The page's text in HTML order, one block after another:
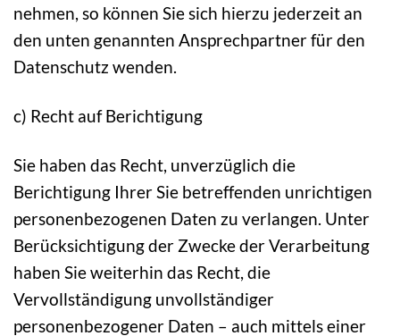
nehmen, so können Sie sich hierzu jederzeit an
den unten genannten Ansprechpartner für den
Datenschutz wenden.
c) Recht auf Berichtigung
Sie haben das Recht, unverzüglich die
Berichtigung Ihrer Sie betreffenden unrichtigen
personenbezogenen Daten zu verlangen. Unter
Berücksichtigung der Zwecke der Verarbeitung
haben Sie weiterhin das Recht, die
Vervollständigung unvollständiger
personenbezogener Daten – auch mittels einer